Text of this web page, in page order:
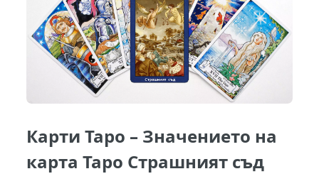
Карти Таро – Значението на
карта Таро Страшният съд